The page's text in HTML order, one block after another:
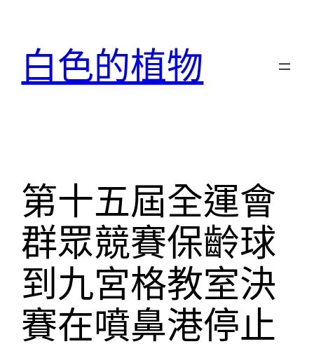
白色的植物
第十五屆全運會
群眾競賽保齡球
到九宮格教室決
賽在噴鼻港停止